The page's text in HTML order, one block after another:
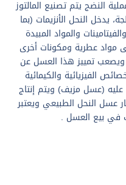
النضج يتم تصنيع المالتوز
يدخل النحل الأنزيمات (بما
والمواد المبيدة
مواد عطرية ومكونات أخرى
ويصعب تمييز هذا العسل عن
الفيزيائية والكيمائية
(عسل مزيف) ويتم إنتاج
عسل النحل الطبيعي ويعتبر
في بيع العسل .